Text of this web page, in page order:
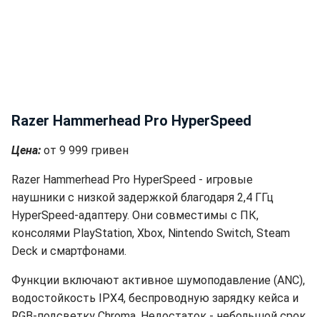
Razer Hammerhead Pro HyperSpeed
Цена: от 9 999 гривен
Razer Hammerhead Pro HyperSpeed - игровые
наушники с низкой задержкой благодаря 2,4 ГГц
HyperSpeed-адаптеру. Они совместимы с ПК,
консолями PlayStation, Xbox, Nintendo Switch, Steam
Deck и смартфонами.
Функции включают активное шумоподавление (ANC),
водостойкость IPX4, беспроводную зарядку кейса и